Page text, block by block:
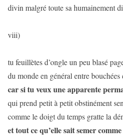
divin malgré toute sa humainement
viii)
tu feuillètes d’ongle un peu blasé
du monde en général entre
car si tu veux une apparente
qui prend petit à petit obstinément
comme le doigt du temps gratte la
et tout ce qu’elle sait semer